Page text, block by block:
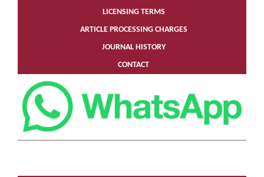
LICENSING TERMS
ARTICLE PROCESSING CHARGES
JOURNAL HISTORY
CONTACT